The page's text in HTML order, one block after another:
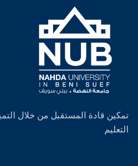
تمكين قادة المستقبل من خلال
التعليم